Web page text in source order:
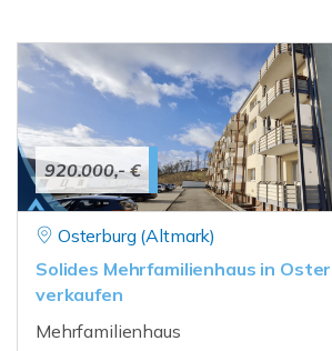
920.000,- €
Osterburg (Altmark)
Solides Mehrfamilienhaus in
verkaufen
Mehrfamilienhaus